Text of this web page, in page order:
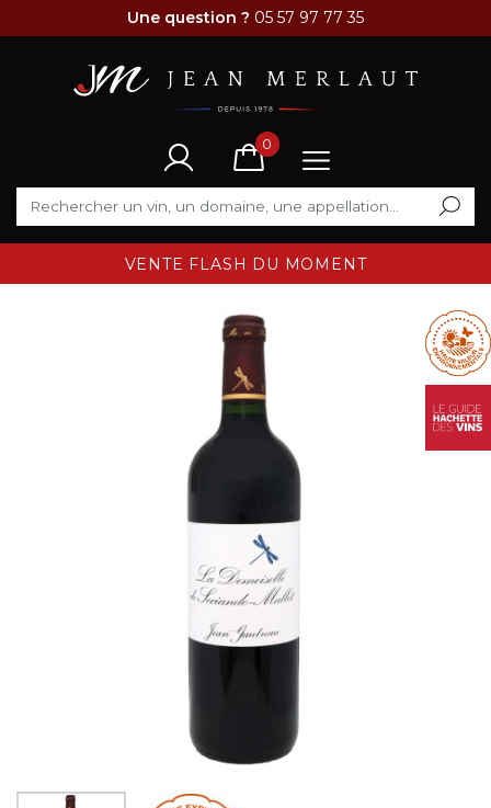
Une question ? 05 57 97 77 35
0
VENTE FLASH DU MOMENT